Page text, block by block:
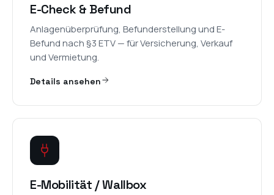
E-Check & Befund
Anlagenüberprüfung, Befunderstellung und E-
Befund nach §3 ETV — für Versicherung, Verkauf
und Vermietung.
Details ansehen
E-Mobilität / Wallbox